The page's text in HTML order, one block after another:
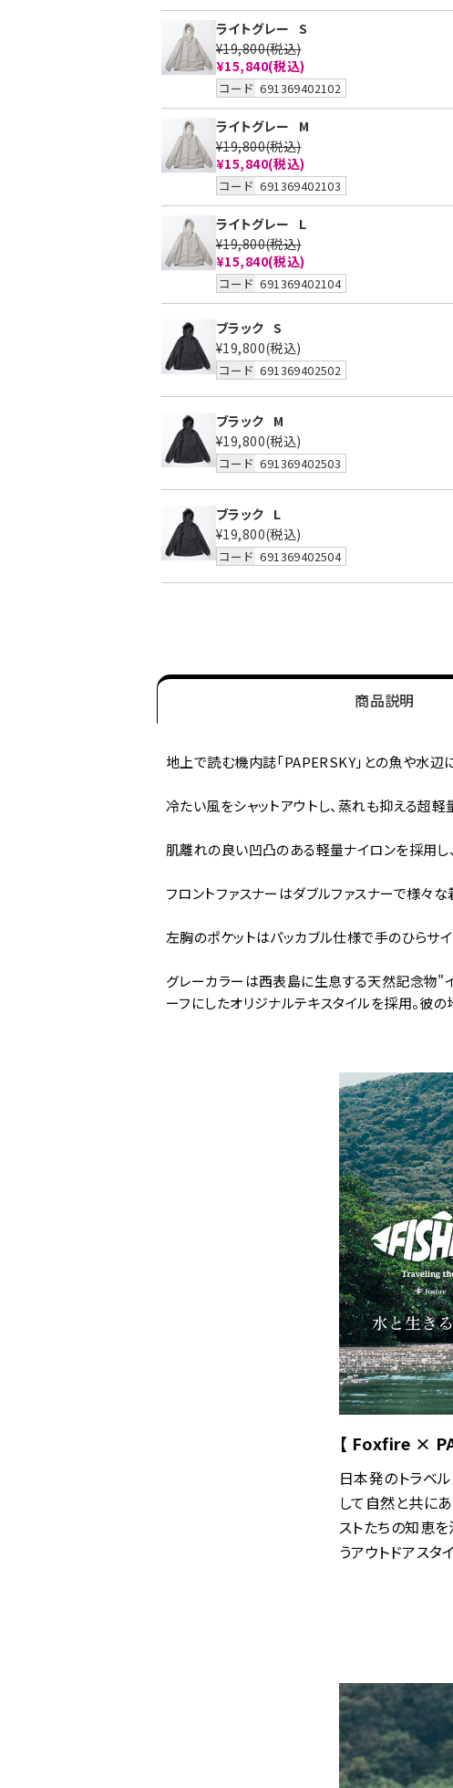
ライトグレー S
¥19,800(税込)
¥15,840(税込)
コード 691369402102
ライトグレー
M
¥19,800(税込)
¥15,840(税込)
コード 691369402103
ライトグレー
L
¥19,800(税込)
¥15,840(税込)
コード 691369402104
ブラック S
¥19,800(税込)
コード 691369402502
ブラック M
¥19,800(税込)
コード 691369402503
ブラック L
¥19,800(税込)
コード 691369402504
商品説明
地上で読む機内誌「PAPERSKY」との魚や水辺
冷たい風をシャットアウトし、蒸れも抑える超
肌離れの良い凹凸のある軽量ナイロンを採用し
フロントファスナーはダブルファスナーで様々
左胸のポケットはパッカブル仕様で手のひらサ
グレーカラーは西表島に生息する天然記念物"
ーフにしたオリジナルテキスタイルを採用。彼
【 Foxfire ×
日本発のトラベ
して自然と共に
ストたちの知恵
うアウトドアス